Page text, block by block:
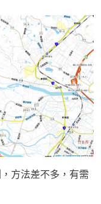
方法差不多，有需